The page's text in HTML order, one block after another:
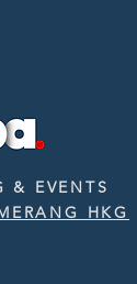
& EVENTS
HKG